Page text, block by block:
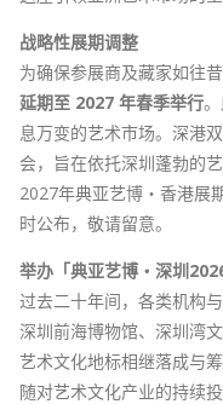
战略性展期调整
为确保参展商及藏家如往
延期至 2027 年春季举行
息万变的艺术市场。深港
会，旨在依托深圳蓬勃的
2027年典亚艺博‧香港展
时公布，敬请留意。
举办「典亚艺博‧深圳
过去二十年间，各类机构
深圳前海博物馆、深圳湾
艺术文化地标相继落成与
随对艺术文化产业的持续